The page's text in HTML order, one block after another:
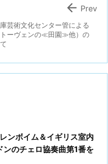
芸術文化センター管による
ーヴェンの≪田園≫他）の
 Prev
ンボイム＆イギリス室内
ンのチェロ協奏曲第1番を